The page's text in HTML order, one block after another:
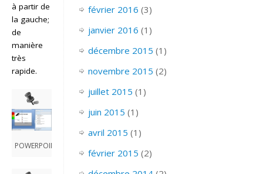
à partir de
la gauche;
de
manière
très
rapide.
POWERPOINT_2007_EFFET_CONSTRUIRE
février 2016 (3)
janvier 2016 (1)
décembre 2015 (1)
novembre 2015 (2)
juillet 2015 (1)
juin 2015 (1)
avril 2015 (1)
février 2015 (2)